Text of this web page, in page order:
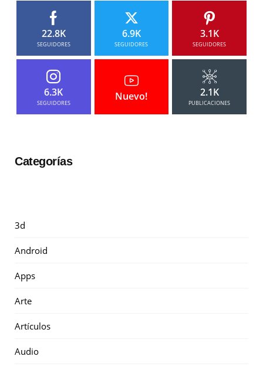
22.8K
SEGUIDORES
6.9K
SEGUIDORES
3.1K
SEGUIDORES
6.3K
SEGUIDORES
Nuevo! 2.1K
PUBLICACIONES
Categorías
3d
Android
Apps
Arte
Artículos
Audio